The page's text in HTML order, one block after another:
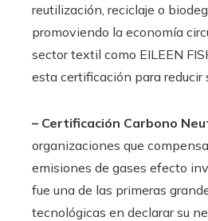
reutilización, reciclaje o
promoviendo la economía
sector textil como EILEEN
esta certificación para reducir
– Certificación Carbono
organizaciones que
emisiones de gases efecto
fue una de las primeras
tecnológicas en declarar su